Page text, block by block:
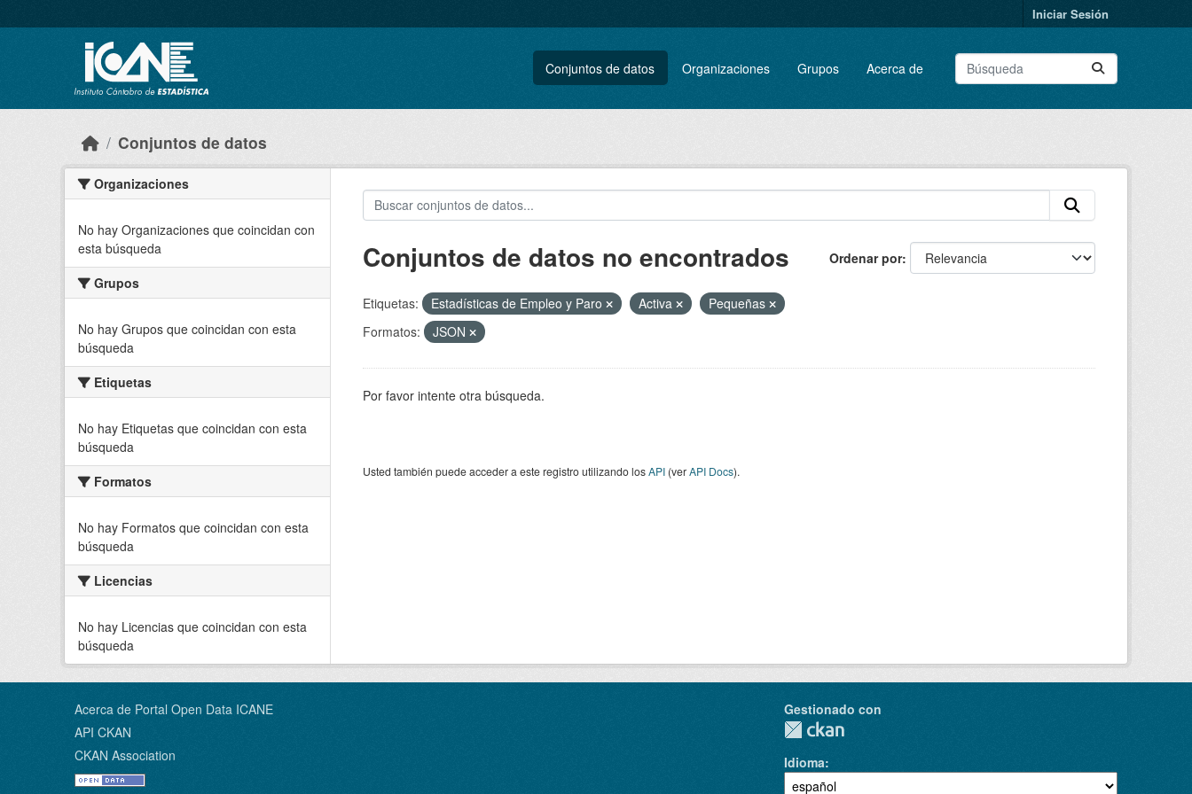
Iniciar Sesión
Conjuntos de datos Organizaciones Grupos Acerca de
Conjuntos de datos
Organizaciones
No hay Organizaciones que coincidan con
esta búsqueda
Grupos
No hay Grupos que coincidan con esta
búsqueda
Etiquetas
No hay Etiquetas que coincidan con esta
búsqueda
Formatos
No hay Formatos que coincidan con esta
búsqueda
Licencias
No hay Licencias que coincidan con esta
búsqueda
Ordenar por
Conjuntos de datos no encontrados
Etiquetas: Estadísticas de Empleo y Paro Activa
Pequeñas
Formatos:
JSON
Por favor intente otra búsqueda.
Usted también puede acceder a este registro utilizando losAPI(verAPI Docs).
Acerca de Portal Open Data ICANE
API CKAN
CKAN Association
Gestionado con
Idioma